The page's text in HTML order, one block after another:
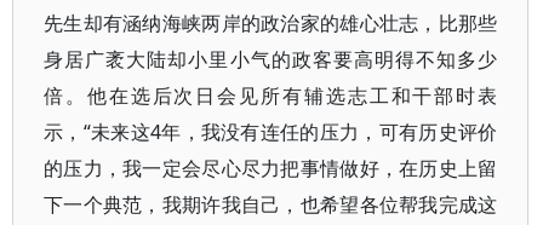
先生却有涵纳海峡两岸的政治家的雄心壮志，比那些
身居广袤大陆却小里小气的政客要高明得不知多少
倍。他在选后次日会见所有辅选志工和干部时表
示，“未来这4年，我没有连任的压力，可有历史评价
的压力，我一定会尽心尽力把事情做好，在历史上留
下一个典范，我期许我自己，也希望各位帮我完成这